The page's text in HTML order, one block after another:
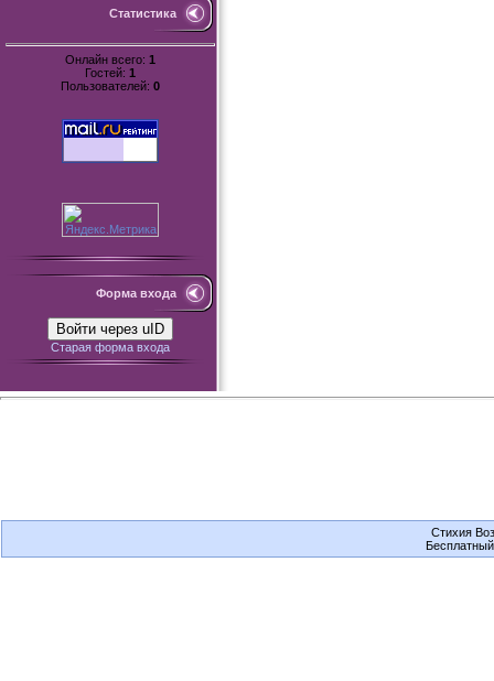
Статистика
Онлайн всего: 1
Гостей: 1
Пользователей: 0
Форма входа
Войти через uID
Старая форма входа
Стихия